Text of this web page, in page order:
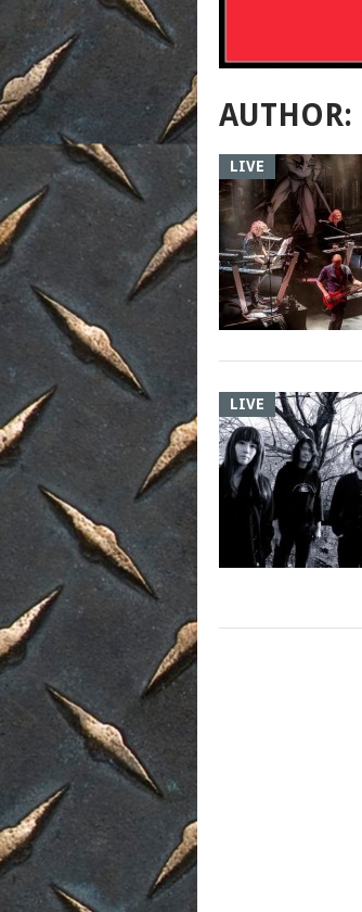
AUTHOR:
LIVE
LIVE